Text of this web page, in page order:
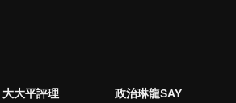
大大平評理 政治琳龍SAY